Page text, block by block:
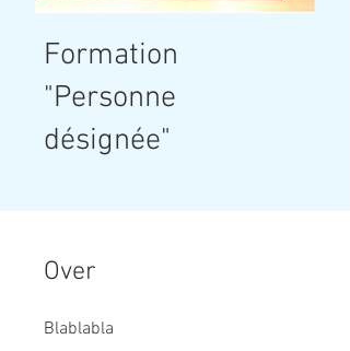
Formation
"Personne
désignée"
Over
Blablabla